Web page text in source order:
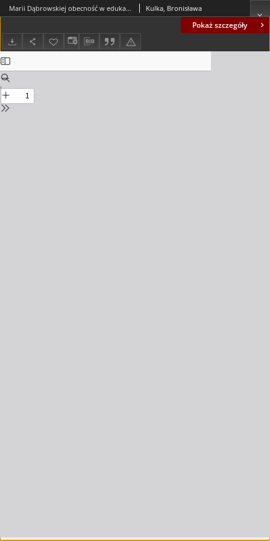
Pokaż szczegóły
Marii Dąbrowskiej obecność w edukacji polonistycznej (lata 1918-1989) Kulka, Bronisława